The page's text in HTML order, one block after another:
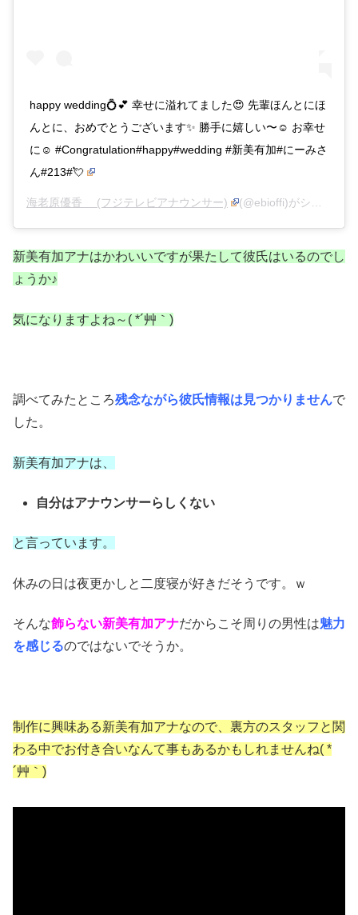
happy wedding💍💕 幸せに溢れてました😍 先輩ほんとにほ
んとに、おめでとうございます✨ 勝手に嬉しい〜☺️ お幸せ
に☺︎ #Congratulation#happy#wedding #新美有加#にーみさ
ん#213#💘
海老原優香 (フジテレビアナウンサー) (@ebioffi)がシェアした投稿 –
新美有加アナはかわいいですが果たして彼氏はいるのでし
ょうか♪
気になりますよね～( *´艸｀)
調べてみたところ残念ながら彼氏情報は見つかりませんで
した。
新美有加アナは、
自分はアナウンサーらしくない
と言っています。
休みの日は夜更かしと二度寝が好きだそうです。ｗ
そんな飾らない新美有加アナだからこそ周りの男性は魅力
を感じるのではないでそうか。
制作に興味ある新美有加アナなので、裏方のスタッフと関
わる中でお付き合いなんて事もあるかもしれませんね( *
´艸｀)